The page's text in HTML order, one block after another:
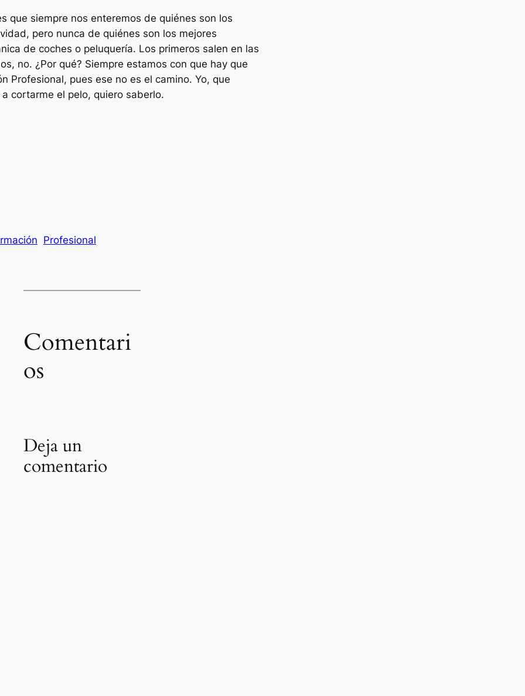
que siempre nos enteremos de quiénes son los
pero nunca de quiénes son los mejores
de coches o peluquería. Los primeros salen en las
no. ¿Por qué? Siempre estamos con que hay que
Profesional, pues ese no es el camino. Yo, que
cortarme el pelo, quiero saberlo.
Profesional
Comentari
os
Deja un
comentario